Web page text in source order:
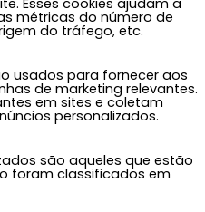
Esses cookies ajudam a
métricas do número de
do tráfego, etc.
usados para fornecer aos
de marketing relevantes.
em sites e coletam
personalizados.
são aqueles que estão
foram classificados em